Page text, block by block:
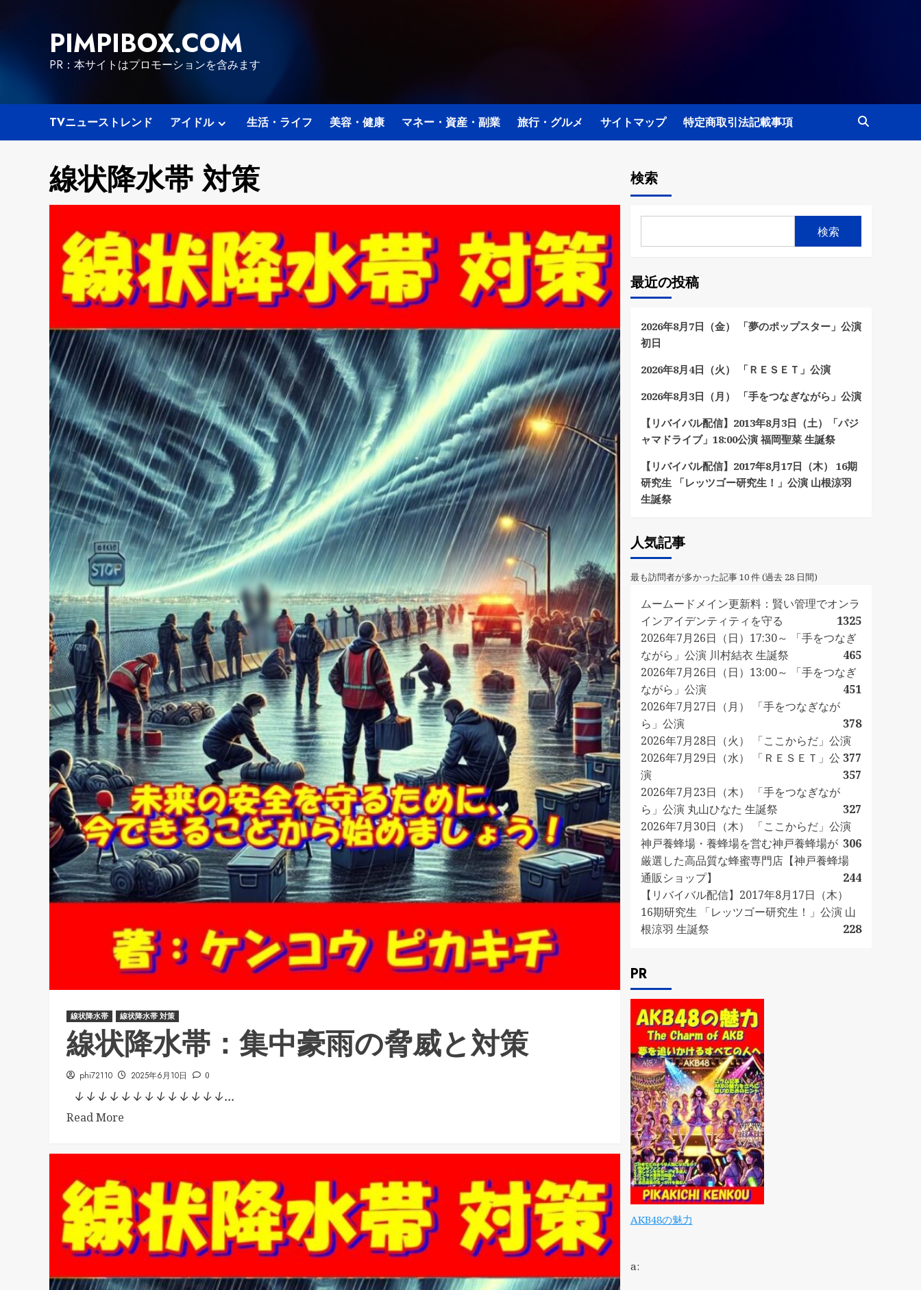
PIMPIBOX.COM
PR：本サイトはプロモーションを含みます
TVニューストレンド アイドル 生活・ライフ 美容・健康 マネー・資産・副業 旅行・グルメ サイトマップ 特定商取引法記載事項
線状降水帯 対策
線状降水帯 線状降水帯 対策
線状降水帯：集中豪雨の脅威と対策
phi72110 2025年6月10日 0
↓↓↓↓↓↓↓↓↓↓↓↓↓...
Read More
検索
検索
最近の投稿
2026年8月7日（金） 「夢のポップスター」公演
初日
2026年8月4日（火） 「ＲＥＳＥＴ」公演
2026年8月3日（月） 「手をつなぎながら」公演
【リバイバル配信】2013年8月3日（土）「パジ
ャマドライブ」18:00公演 福岡聖菜 生誕祭
【リバイバル配信】2017年8月17日（木） 16期
研究生 「レッツゴー研究生！」公演 山根涼羽
生誕祭
人気記事
最も訪問者が多かった記事 10 件 (過去 28 日間)
ムームードメイン更新料：賢い管理でオンラ
インアイデンティティを守る
1325
2026年7月26日（日）17:30～ 「手をつなぎ
ながら」公演 川村結衣 生誕祭
465
2026年7月26日（日）13:00～ 「手をつなぎ
ながら」公演
451
2026年7月27日（月） 「手をつなぎなが
ら」公演
378
2026年7月28日（火） 「ここからだ」公演
377
2026年7月29日（水） 「ＲＥＳＥＴ」公
演
357
2026年7月23日（木） 「手をつなぎなが
ら」公演 丸山ひなた 生誕祭
327
2026年7月30日（木） 「ここからだ」公演
306
神戸養蜂場・養蜂場を営む神戸養蜂場が
厳選した高品質な蜂蜜専門店【神戸養蜂場
通販ショップ】
244
【リバイバル配信】2017年8月17日（木）
16期研究生 「レッツゴー研究生！」公演 山
根涼羽 生誕祭
228
PR
AKB48の魅力
a: